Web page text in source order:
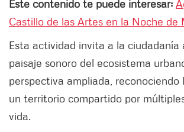
Este contenido te puede interesar:
Castillo de las Artes en la Noche de
Esta actividad invita a la ciudadanía
paisaje sonoro del ecosistema
perspectiva ampliada, reconociendo
un territorio compartido por
vida.